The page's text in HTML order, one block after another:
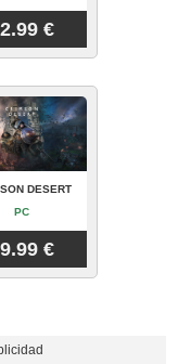
€
DESERT
PC
€